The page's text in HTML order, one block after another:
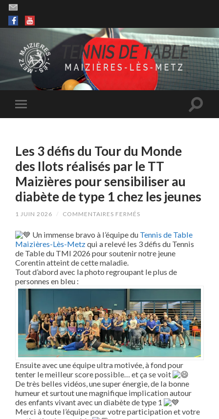
Les 3 défis du Tour du Monde
des Ilots réalisés par le TT
Maizières pour sensibiliser au
diabète de type 1 chez les jeunes
1 JUIN 2026 / COMMENTAIRES FERMÉS
DÉFIS
DU
TOUR
DU
DES
LE
TT
MAIZIÈRES
POUR
SENSIBILISER
AU
DIABÈTE
1
CHEZ
LES
JEUNES
Un immense bravo à l’équipe du Tennis de Table
Maizières-Lès-Metzqui a relevé les 3 défis du Tennis
de Table du TMI 2026 pour soutenir notre jeune
Corentin atteint de cette maladie.
Tout d’abord avec la photo regroupant le plus de
personnes en bleu :
Ensuite avec une équipe ultra motivée, à fond pour
tenter le meilleur score possible… et ça se voit
De très belles vidéos, une super énergie, de la bonne
humeur et surtout une magnifique implication autour
des enfants vivant avec un diabète de type 1
Merci à toute l’équipe pour votre participation et votre